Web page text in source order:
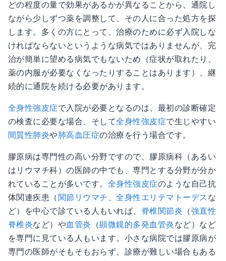
どの程度の量で効果があるかが異なることから、通院し
ながら少しずつ薬を調整して、その人に合った処方を探
します。多くの方にとって、治療のために必ず入院しな
ければならないというような病気ではありませんが、完
治が簡単に望める病気でもないため（症状が取れたり、
薬の内服が必要なくなったりすることはあります）、継
続的に通院を続ける必要があります。
全身性強皮症で入院が必要となるのは、最初の診断確定
の検査に必要な場合、そして全身性強皮症で生じやすい
間質性肺炎や肺高血圧症の治療を行う場合です。
膠原病は専門性の高い分野ですので、膠原病科（あるい
はリウマチ科）の医師の中でも、専門とする分野が分か
れていることが多いです。 全身性強皮症のような自己抗
体関連疾患（ 関節リウマチ 、全身性エリテマトーデス な
ど）を中心で診ている人もいれば、 脊椎関節炎 （強直性
脊椎炎など）や血管炎 （顕微鏡的多発血管炎など）など
を専門に見ている人もいます。小さな病院では膠原病が
専門の医師がそもそもおらず、診療が難しい場合もある